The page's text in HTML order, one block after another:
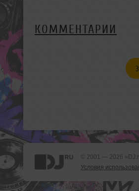
КОММЕНТАРИИ
© 2001 — 2026
Условия